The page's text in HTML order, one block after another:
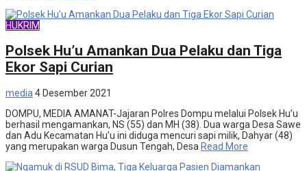
HUKRIM
Polsek Hu’u Amankan Dua Pelaku dan Tiga
Ekor Sapi Curian
media 4 Desember 2021
DOMPU, MEDIA AMANAT-Jajaran Polres Dompu melalui Polsek Hu’u
berhasil mengamankan, NS (55) dan MH (38). Dua warga Desa Sawe
dan Adu Kecamatan Hu’u ini diduga mencuri sapi milik, Dahyar (48)
yang merupakan warga Dusun Tengah, Desa Read More